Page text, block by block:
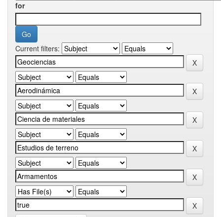
for
Current filters: